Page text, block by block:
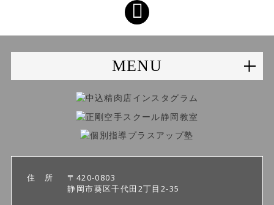
MENU
住 所
〒420-0803
静岡市葵区千代田2丁目2-35